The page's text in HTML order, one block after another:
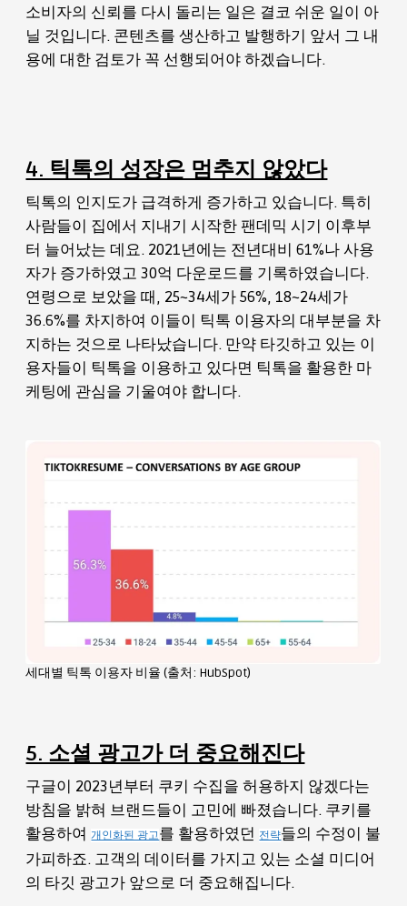
소비자의 신뢰를 다시 돌리는 일은 결코 쉬운 일이 아
닐 것입니다. 콘텐츠를 생산하고 발행하기 앞서 그 내
용에 대한 검토가 꼭 선행되어야 하겠습니다.
4. 틱톡의 성장은 멈추지 않았다
틱톡의 인지도가 급격하게 증가하고 있습니다. 특히
사람들이 집에서 지내기 시작한 팬데믹 시기 이후부
터 늘어났는 데요. 2021년에는 전년대비 61%나 사용
자가 증가하였고 30억 다운로드를 기록하였습니다.
연령으로 보았을 때, 25~34세가 56%, 18~24세가
36.6%를 차지하여 이들이 틱톡 이용자의 대부분을 차
지하는 것으로 나타났습니다. 만약 타깃하고 있는 이
용자들이 틱톡을 이용하고 있다면 틱톡을 활용한 마
케팅에 관심을 기울여야 합니다.
세대별 틱톡 이용자 비율 (출처: HubSpot)
5. 소셜 광고가 더 중요해진다
구글이 2023년부터 쿠키 수집을 허용하지 않겠다는
방침을 밝혀 브랜드들이 고민에 빠졌습니다. 쿠키를
활용하여개인화된 광고를 활용하였던 전략들의 수정이 불
가피하죠. 고객의 데이터를 가지고 있는 소셜 미디어
의 타깃 광고가 앞으로 더 중요해집니다.